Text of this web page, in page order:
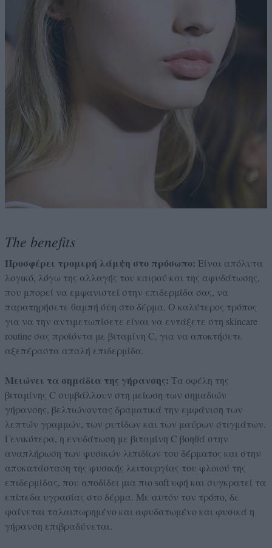
The benefits
Προσφέρει τρομερή λάμψη στο πρόσωπο: Είναι απόλυτα
λογικό, λόγω της αλλαγής του καιρού και της αφυδάτωσης,
που μπορεί να εμφανιστεί στην επιδερμίδα σας, να
παρατηρήσετε θαμπή όψη στο δέρμα. Ο καλύτερος τρόπος
για να την αντιμετωπίσετε είναι να εντάξετε στη skincare
routine σας προϊόντα με βιταμίνη C, για να αποκτήσετε
αξεπέραστα απαλή επιδερμίδα.
Μειώνει τα σημάδια της γήρανσης: Tα οφέλη της
βιταμίνης C συμβάλλουν στη μείωση των σημαδιών
γήρανσης, βελτιώνοντας δραματικά την εμφάνιση των
λεπτών γραμμών, των ρυτίδων και των μαύρων στιγμάτων.
Γενικότερα, η ενυδάτωση με βιταμίνη C βοηθά στην
αναπλήρωση των φυσικών λιπιδίων του δέρματος και στην
αποκατάσταση της φυσικής λειτουργίας του φλοιού της
επιδερμίδας, που αποδίδει μια πιο soft υφή και συγκρατεί τα
επίπεδα υγρασίας στο δέρμα. Με αυτόν τον τρόπο, δε
φαίνεται ταλαιπωρημένο και αφυδατωμένο και φυσικά η
γήρανση επιβραδύνεται.